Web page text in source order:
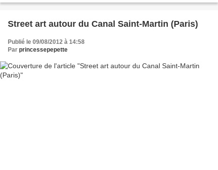
Street art autour du Canal Saint-Martin (Paris)
Publié le 09/08/2012 à 14:58
Par princessepepette